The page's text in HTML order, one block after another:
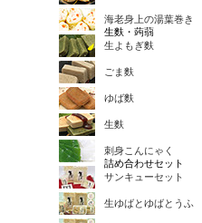
海老身上の湯葉巻き
生麩・蒟蒻
生よもぎ麩
ごま麩
ゆば麩
生麩
刺身こんにゃく
詰め合わせセット
サンキューセット
生ゆばとゆばとうふ